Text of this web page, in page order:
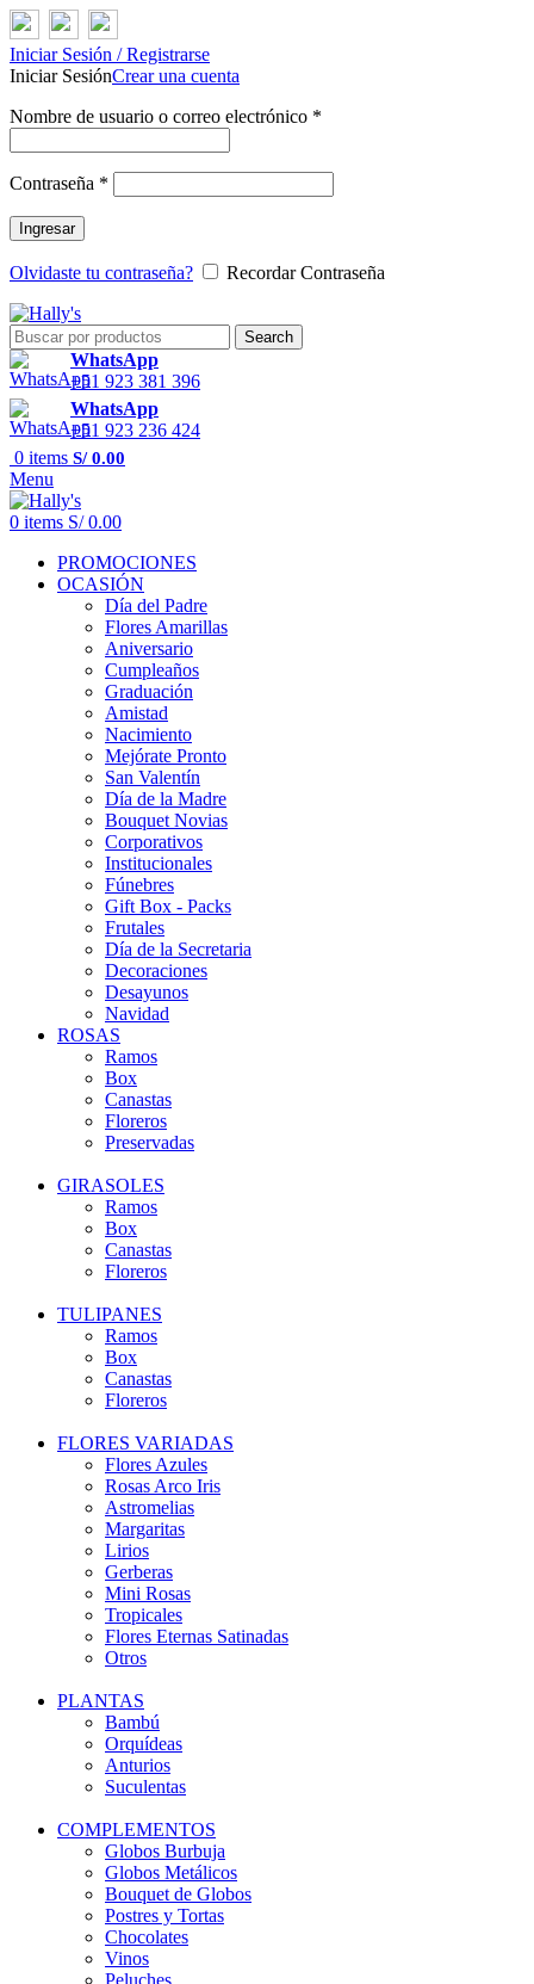
Iniciar Sesión / Registrarse
Iniciar SesiónCrear una cuenta
Nombre de usuario o correo electrónico *
Contraseña *
Ingresar
Olvidaste tu contraseña? Recordar Contraseña
Search
WhatsApp
+51 923 381 396
WhatsApp
+51 923 236 424
0 items S/0.00
Menu
0 items S/0.00
PROMOCIONES
OCASIÓN
Día del Padre
Flores Amarillas
Aniversario
Cumpleaños
Graduación
Amistad
Nacimiento
Mejórate Pronto
San Valentín
Día de la Madre
Bouquet Novias
Corporativos
Institucionales
Fúnebres
Gift Box - Packs
Frutales
Día de la Secretaria
Decoraciones
Desayunos
Navidad
ROSAS
Ramos
Box
Canastas
Floreros
Preservadas
GIRASOLES
Ramos
Box
Canastas
Floreros
TULIPANES
Ramos
Box
Canastas
Floreros
FLORES VARIADAS
Flores Azules
Rosas Arco Iris
Astromelias
Margaritas
Lirios
Gerberas
Mini Rosas
Tropicales
Flores Eternas Satinadas
Otros
PLANTAS
Bambú
Orquídeas
Anturios
Suculentas
COMPLEMENTOS
Globos Burbuja
Globos Metálicos
Bouquet de Globos
Postres y Tortas
Chocolates
Vinos
Peluches